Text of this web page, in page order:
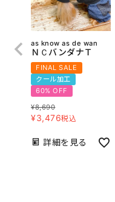
as know as de wan
ＮＣバンダナＴ
FINAL SALE
クール加工
60% OFF
¥8,690
¥3,476税込
詳細を見る